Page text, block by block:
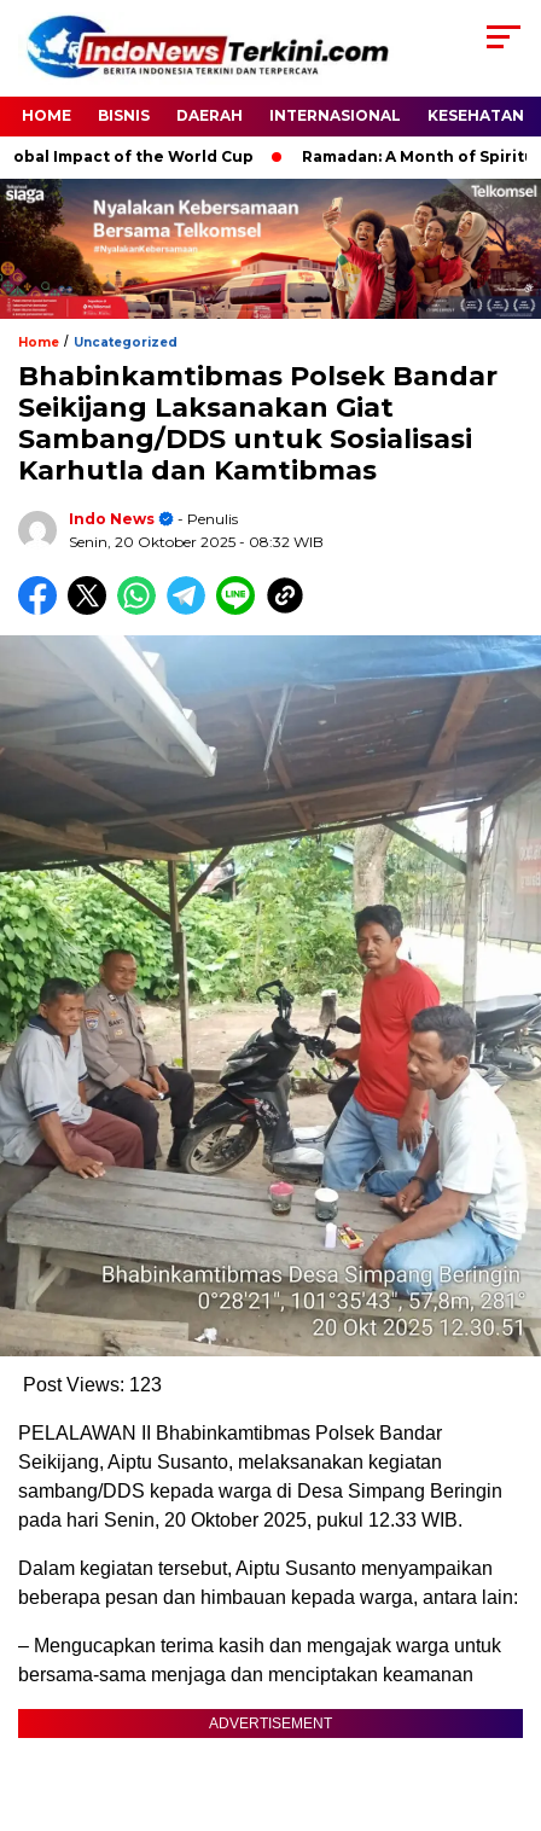
HOME BISNIS DAERAH INTERNASIONAL KESEHATAN
of the World Cup Ramadan: A Month of Spiritual
Home / Uncategorized
Bhabinkamtibmas Polsek Bandar
Seikijang Laksanakan Giat
Sambang/DDS untuk Sosialisasi
Karhutla dan Kamtibmas
Indo News
- Penulis
Senin, 20 Oktober 2025 - 08:32 WIB
Post Views: 123
PELALAWAN II Bhabinkamtibmas Polsek Bandar
Seikijang, Aiptu Susanto, melaksanakan kegiatan
sambang/DDS kepada warga di Desa Simpang Beringin
pada hari Senin, 20 Oktober 2025, pukul 12.33 WIB.
Dalam kegiatan tersebut, Aiptu Susanto menyampaikan
beberapa pesan dan himbauan kepada warga, antara lain:
– Mengucapkan terima kasih dan mengajak warga untuk
bersama-sama menjaga dan menciptakan keamanan
ADVERTISEMENT